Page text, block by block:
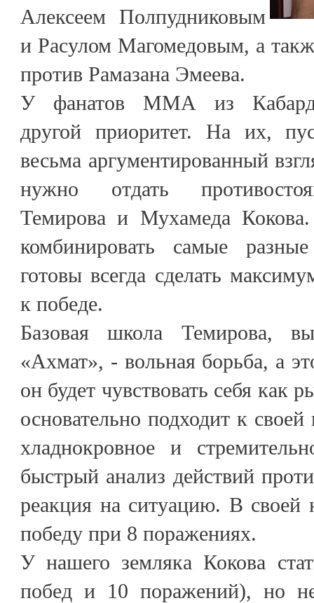
Алексеем Полпудниковым
и Расулом Магомедовым, а
против Рамазана Эмеева.
У фанатов ММА из
другой приоритет. На их,
весьма аргументированный
нужно отдать
Темирова и Мухамеда
комбинировать самые
готовы всегда сделать
к победе.
Базовая школа Темирова,
«Ахмат», - вольная борьба, а
он будет чувствовать себя как
основательно подходит к своей
хладнокровное и
быстрый анализ действий
реакция на ситуацию. В своей
победу при 8 поражениях.
У нашего земляка Кокова
побед и 10 поражений), но